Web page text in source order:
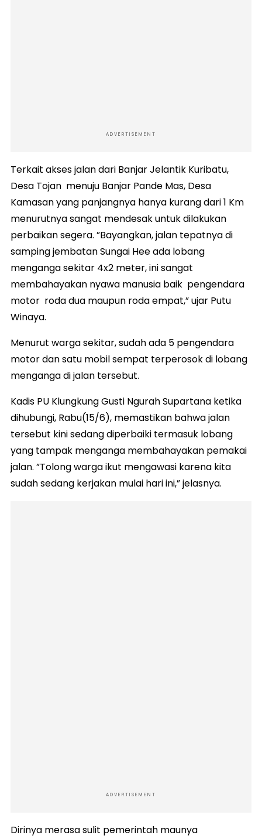
ADVERTISEMENT
Terkait akses jalan dari Banjar Jelantik Kuribatu,
Desa Tojan menuju Banjar Pande Mas, Desa
Kamasan yang panjangnya hanya kurang dari 1 Km
menurutnya sangat mendesak untuk dilakukan
perbaikan segera. ”Bayangkan, jalan tepatnya di
samping jembatan Sungai Hee ada lobang
menganga sekitar 4x2 meter, ini sangat
membahayakan nyawa manusia baik pengendara
motor roda dua maupun roda empat,” ujar Putu
Winaya.
Menurut warga sekitar, sudah ada 5 pengendara
motor dan satu mobil sempat terperosok di lobang
menganga di jalan tersebut.
Kadis PU Klungkung Gusti Ngurah Supartana ketika
dihubungi, Rabu(15/6), memastikan bahwa jalan
tersebut kini sedang diperbaiki termasuk lobang
yang tampak menganga membahayakan pemakai
jalan. ”Tolong warga ikut mengawasi karena kita
sudah sedang kerjakan mulai hari ini,” jelasnya.
ADVERTISEMENT
Dirinya merasa sulit pemerintah maunya